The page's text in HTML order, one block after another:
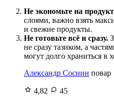
Не экономьте на
слоями, важно взять
и свежие продукты.
Не готовьте всё и сразу.
не сразу тазиком, а
могут долго храниться в
Александр Соснин повар
4,82
45